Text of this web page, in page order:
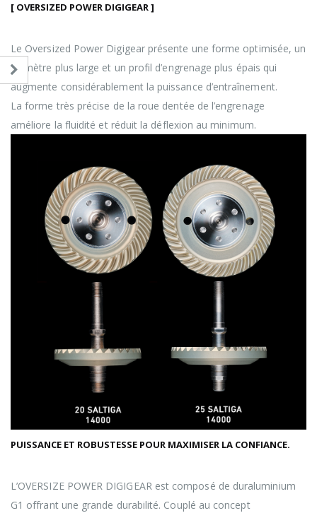
[ OVERSIZED POWER DIGIGEAR ]
Le Oversized Power Digigear présente une forme optimisée, un
diamètre plus large et un profil d’engrenage plus épais qui
augmente considérablement la puissance d’entraînement.
La forme très précise de la roue dentée de l’engrenage
améliore la fluidité et réduit la déflexion au minimum.
PUISSANCE ET ROBUSTESSE POUR MAXIMISER LA CONFIANCE.
L’OVERSIZE POWER DIGIGEAR est composé de duraluminium
G1 offrant une grande durabilité. Couplé au concept